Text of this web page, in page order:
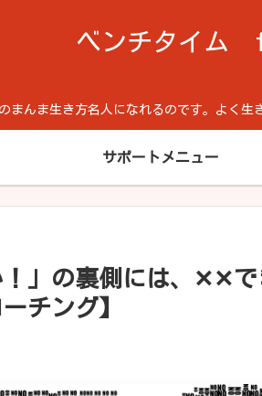
ベンチタイム
まんま生き方名人になれるのです。よく
サポートメニュー
！」の裏側には、✕✕で
チング】